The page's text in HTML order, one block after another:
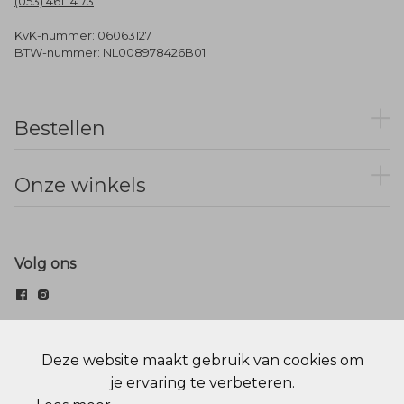
KvK-nummer: 06063127
BTW-nummer: NL008978426B01
Bestellen
Onze winkels
Volg ons
© Menger Mode
Cookie statement Privacy Policy
Deze website maakt gebruik van cookies om
je ervaring te verbeteren.